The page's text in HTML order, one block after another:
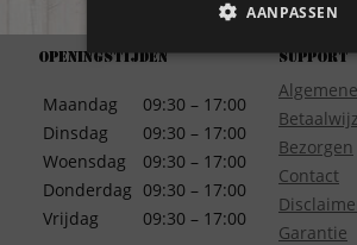
Openingstijden
Maandag
Dinsdag
Woensdag
Donderdag
Vrijdag
09:30 – 17:00
09:30 – 17:00
09:30 – 17:00
09:30 – 17:00
09:30 – 17:00
Support
Bezorgen
Contact
Garantie
AANPASSEN